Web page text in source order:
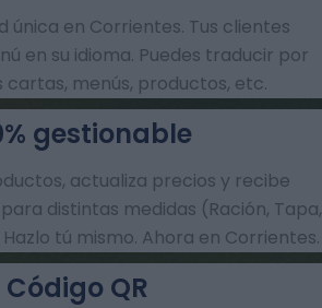
única en Corrientes. Tus clientes
en su idioma. Puedes traducir por
menús, productos, etc.
actualiza precios y recibe
distintas medidas (Ración, Tapa,
tú mismo. Ahora en Corrientes.
gestionable
Código QR